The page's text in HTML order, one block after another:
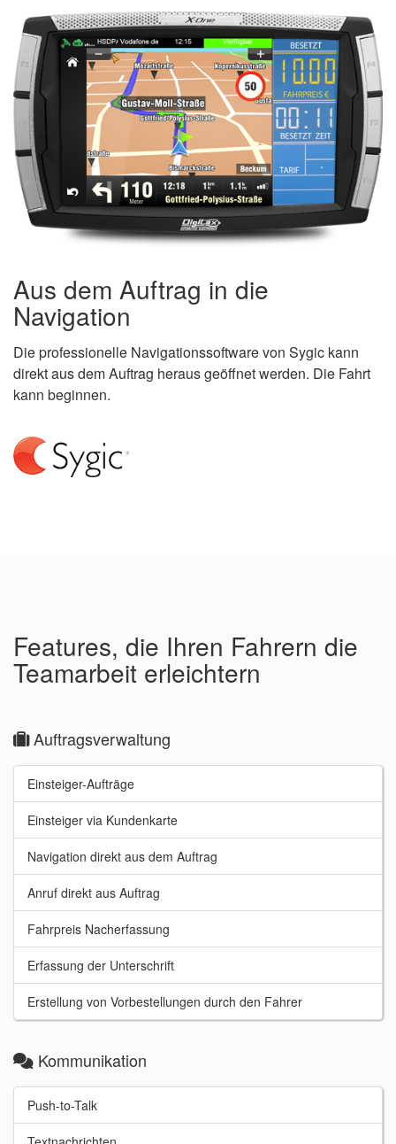
Aus dem Auftrag in die
Navigation
Die professionelle Navigationssoftware von Sygic kann
direkt aus dem Auftrag heraus geöffnet werden. Die Fahrt
kann beginnen.
Features, die Ihren Fahrern die
Teamarbeit erleichtern
Auftragsverwaltung
Einsteiger-Aufträge
Einsteiger via Kundenkarte
Navigation direkt aus dem Auftrag
Anruf direkt aus Auftrag
Fahrpreis Nacherfassung
Erfassung der Unterschrift
Erstellung von Vorbestellungen durch den Fahrer
Kommunikation
Push-to-Talk